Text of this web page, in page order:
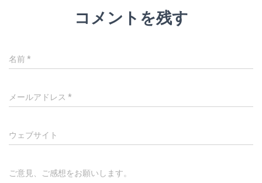
コメントを残す
名前*
メールアドレス *
ウェブサイト
ご意見、ご感想をお願いします。